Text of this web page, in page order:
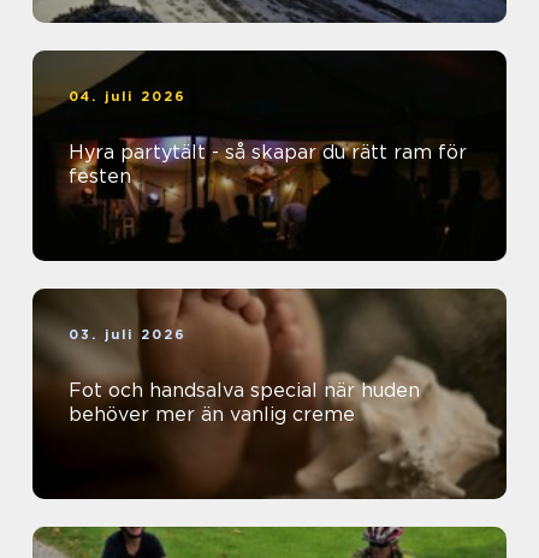
04. juli 2026
Hyra partytält - så skapar du rätt ram för
festen
03. juli 2026
Fot och handsalva special när huden
behöver mer än vanlig creme